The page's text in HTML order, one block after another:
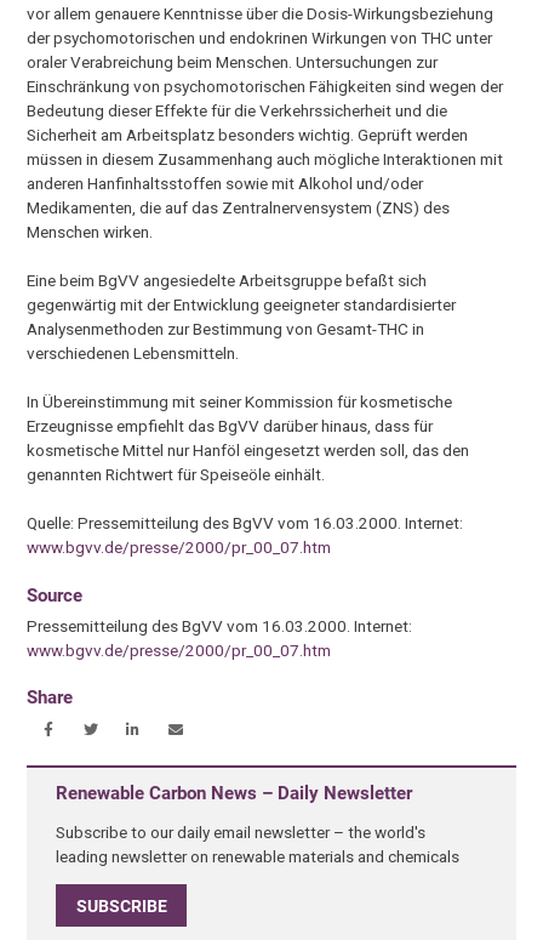
vor allem genauere Kenntnisse über die Dosis-Wirkungsbeziehung
der psychomotorischen und endokrinen Wirkungen von THC unter
oraler Verabreichung beim Menschen. Untersuchungen zur
Einschränkung von psychomotorischen Fähigkeiten sind wegen der
Bedeutung dieser Effekte für die Verkehrssicherheit und die
Sicherheit am Arbeitsplatz besonders wichtig. Geprüft werden
müssen in diesem Zusammenhang auch mögliche Interaktionen mit
anderen Hanfinhaltsstoffen sowie mit Alkohol und/oder
Medikamenten, die auf das Zentralnervensystem (ZNS) des
Menschen wirken.
Eine beim BgVV angesiedelte Arbeitsgruppe befaßt sich
gegenwärtig mit der Entwicklung geeigneter standardisierter
Analysenmethoden zur Bestimmung von Gesamt-THC in
verschiedenen Lebensmitteln.
In Übereinstimmung mit seiner Kommission für kosmetische
Erzeugnisse empfiehlt das BgVV darüber hinaus, dass für
kosmetische Mittel nur Hanföl eingesetzt werden soll, das den
genannten Richtwert für Speiseöle einhält.
Quelle: Pressemitteilung des BgVV vom 16.03.2000. Internet:
www.bgvv.de/presse/2000/pr_00_07.htm
Source
Pressemitteilung des BgVV vom 16.03.2000. Internet:
www.bgvv.de/presse/2000/pr_00_07.htm
Share
Renewable Carbon News – Daily Newsletter
Subscribe to our daily email newsletter – the world's
leading newsletter on renewable materials and chemicals
SUBSCRIBE